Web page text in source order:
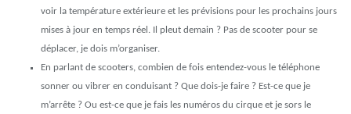
voir la température extérieure et les prévisions pour les prochains jours
mises à jour en temps réel. Il pleut demain ? Pas de scooter pour se
déplacer, je dois m’organiser.
En parlant de scooters, combien de fois entendez-vous le téléphone
sonner ou vibrer en conduisant ? Que dois-je faire ? Est-ce que je
m’arrête ? Ou est-ce que je fais les numéros du cirque et je sors le